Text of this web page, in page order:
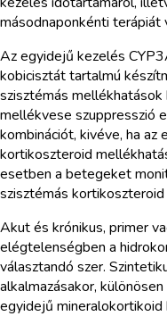
másodnaponkénti terápiát
Az egyidejű kezelés
kobicisztát tartalmú
szisztémás mellékhatások
mellékvese szuppresszió
kombinációt, kivéve, ha az
kortikoszteroid
esetben a betegeket
szisztémás
Akut és krónikus, primer
elégtelenségben a
választandó szer.
alkalmazásakor,
egyidejű mineralokortikoid